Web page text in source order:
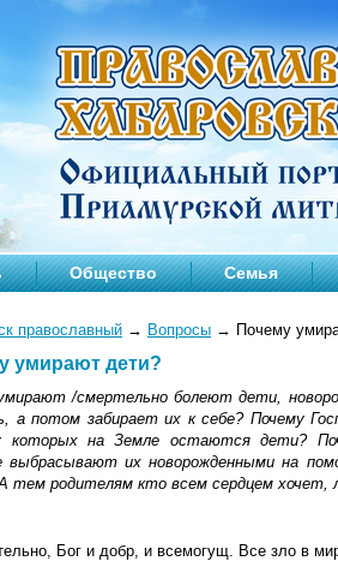
Общество Семья
православный → Вопросы → Почему
умирают дети?
/смертельно болеют дети,
а потом забирает их к себе? Почему
которых на Земле остаются дети?
выбрасывают их новорожденными на
тем родителям кто всем сердцем
Бог и добр, и всемогущ. Все зло в